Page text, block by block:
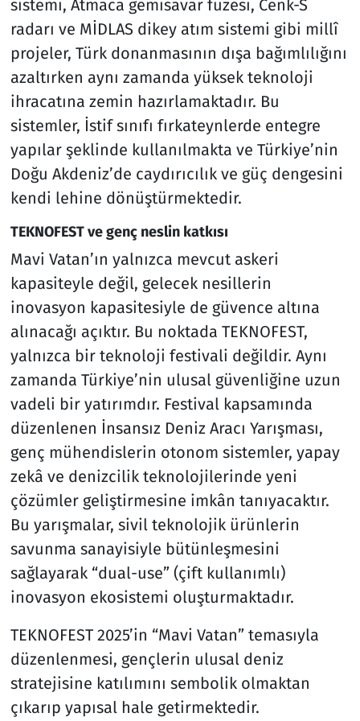
sistemi, Atmaca gemisavar füzesi, Cenk-S
radarı ve MİDLAS dikey atım sistemi gibi millî
projeler, Türk donanmasının dışa bağımlılığını
azaltırken aynı zamanda yüksek teknoloji
ihracatına zemin hazırlamaktadır. Bu
sistemler, İstif sınıfı fırkateynlerde entegre
yapılar şeklinde kullanılmakta ve Türkiye’nin
Doğu Akdeniz’de caydırıcılık ve güç dengesini
kendi lehine dönüştürmektedir.
TEKNOFEST ve genç neslin katkısı
Mavi Vatan’ın yalnızca mevcut askeri
kapasiteyle değil, gelecek nesillerin
inovasyon kapasitesiyle de güvence altına
alınacağı açıktır. Bu noktada TEKNOFEST,
yalnızca bir teknoloji festivali değildir. Aynı
zamanda Türkiye’nin ulusal güvenliğine uzun
vadeli bir yatırımdır. Festival kapsamında
düzenlenen İnsansız Deniz Aracı Yarışması,
genç mühendislerin otonom sistemler, yapay
zekâ ve denizcilik teknolojilerinde yeni
çözümler geliştirmesine imkân tanıyacaktır.
Bu yarışmalar, sivil teknolojik ürünlerin
savunma sanayisiyle bütünleşmesini
sağlayarak “dual-use” (çift kullanımlı)
inovasyon ekosistemi oluşturmaktadır.
TEKNOFEST 2025’in “Mavi Vatan” temasıyla
düzenlenmesi, gençlerin ulusal deniz
stratejisine katılımını sembolik olmaktan
çıkarıp yapısal hale getirmektedir.